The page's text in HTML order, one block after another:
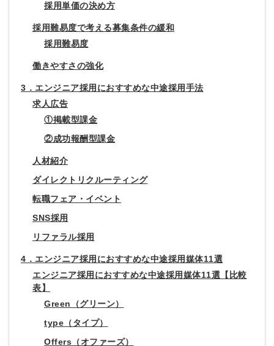
採用単価の決め方
採用難易度で考える募集条件の緩和
採用難易度
働きやすさの強化
3．エンジニア採用におすすめな中途採用手法
求人広告
①掲載型課金
②成功報酬型課金
人材紹介
ダイレクトリクルーティング
転職フェア・イベント
SNS採用
リファラル採用
4．エンジニア採用におすすめな中途採用媒体11選
エンジニア採用におすすめな中途採用媒体11選【比較
表】
Green（グリーン）
type（タイプ）
Offers（オファーズ）